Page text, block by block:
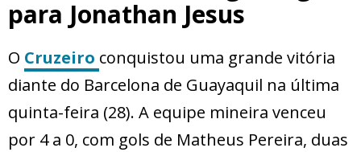
para Jonathan Jesus
O Cruzeiro conquistou uma grande vitória
diante do Barcelona de Guayaquil na última
quinta-feira (28). A equipe mineira venceu
por 4 a 0, com gols de Matheus Pereira, duas